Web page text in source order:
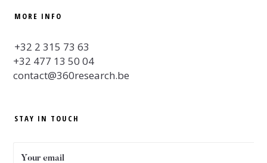
MORE INFO
+32 2 315 73 63
+32 477 13 50 04
contact@360research.be
STAY IN TOUCH